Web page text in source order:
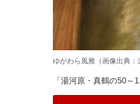
ゆがわら風雅（画像出典：
「湯河原・真鶴の50～